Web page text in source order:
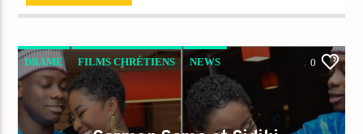
DRAME FILMS CHRÉTIENS NEWS 0